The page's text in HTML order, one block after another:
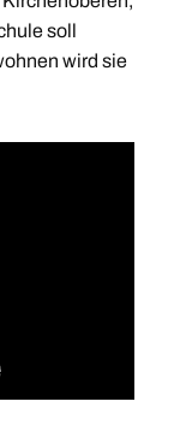
soll
wird sie